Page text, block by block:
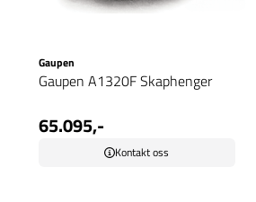
Gaupen
Gaupen A1320F Skaphenger
65.095,-
Kontakt oss